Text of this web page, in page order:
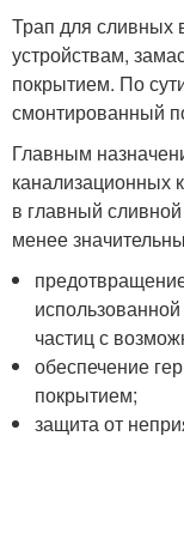
Трап для сливных
устройствам,
покрытием. По
смонтированный
Главным
канализационных
в главный
менее
частиц с
обеспечение
покрытием;
защита от